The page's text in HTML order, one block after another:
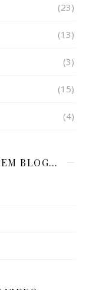
(23)
(13)
(3)
(15)
(4)
BLOG…